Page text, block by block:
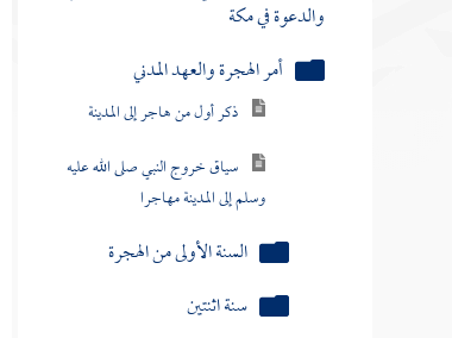
والدعوة في مكة
أمر الهجرة والعهد المدني
ذكر أول من هاجر إلى المدينة
سياق خروج النبي صلى الله عليه
وسلم إلى المدينة مهاجرا
السنة الأولى من الهجرة
سنة اثنتين